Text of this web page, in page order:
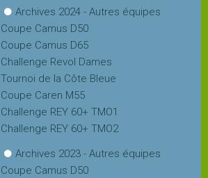
Archives 2024 - Autres équipes
Coupe Camus D50
Coupe Camus D65
Challenge Revol Dames
Tournoi de la Côte Bleue
Coupe Caren M55
Challenge REY 60+ TMO1
Challenge REY 60+ TMO2
Archives 2023 - Autres équipes
Coupe Camus D50